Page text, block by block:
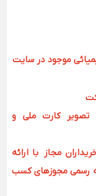
موجود در سایت
تصویر کارت ملی و
مجاز با ارائه
رسمی مجوزهای کسب